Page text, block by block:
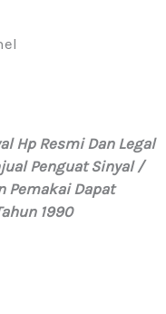
Hp Resmi Dan Legal
Penguat Sinyal /
Pemakai Dapat
1990